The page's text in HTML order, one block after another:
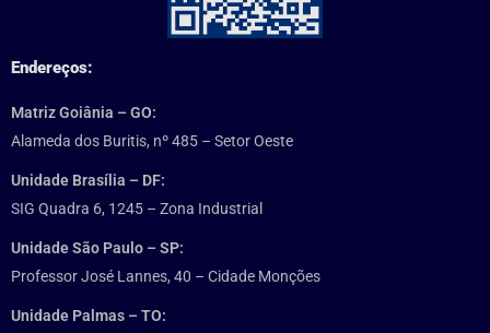
Endereços:
Matriz Goiânia – GO:
Alameda dos Buritis, nº 485 – Setor Oeste
Unidade Brasília – DF:
SIG Quadra 6, 1245 – Zona Industrial
Unidade São Paulo – SP:
Professor José Lannes, 40 – Cidade Monções
Unidade Palmas – TO: